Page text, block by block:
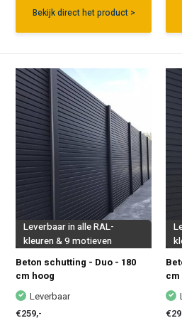
Bekijk direct het product >
Leverbaar in alle RAL-
kleuren & 9 motieven
Beton schutting - Duo - 180
cm hoog
Leverbaar
€259,-
cm